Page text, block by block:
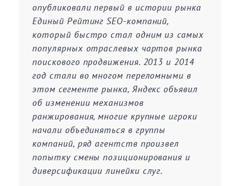
опубликовали первый в истории рынка
Единый Рейтинг SEO-компаний,
который быстро стал одним из самых
популярных отраслевых чартов рынка
поискового продвижения. 2013 и 2014
год стали во многом переломными в
этом сегменте рынка, Яндекс объявил
об изменении механизмов
ранжирования, многие крупные игроки
начали объединяться в группы
компаний, ряд агентств произвел
попытку смены позиционирования и
диверсификации линейки слуг.